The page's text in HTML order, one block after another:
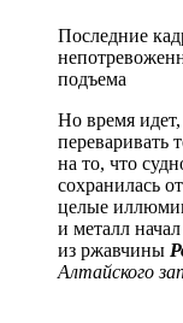
Последние
подъема
Но время
переваривать
на то, что
сохранилась
целые
и металл
из ржавчины
Алтайского